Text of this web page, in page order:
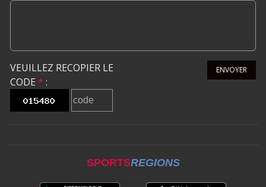
VEUILLEZ RECOPIER LE
CODE * :
ENVOYER
SPORTSREGIONS